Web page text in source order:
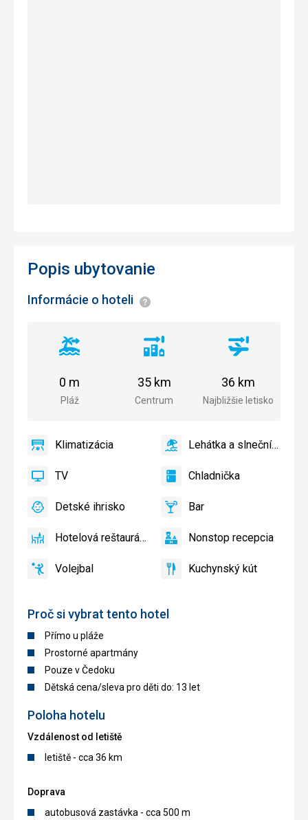
Proč si vybrat tento hotel
Přímo u pláže
Prostorné apartmány
Pouze v Čedoku
Dětská cena/sleva pro děti do: 13 let
Poloha hotelu
Vzdálenost od letiště
letiště - cca 36 km
Doprava
autobusová zastávka - cca 500 m
Popis ubytovanie
Informácie o hoteli Informácie
Vzdialenosť
pláže
Pláž
0 m
Vzdialenosť
centra
Centrum
35 km
Vzdialenosť
letiska
Najbližšie letisko
36 km
Klimatizácia
Klimatizácia
áno
Lehátka
slnečníky
bazéne
Lehátka a slnečníky pri bazéne zadarmo
áno
TV TV
áno Chladnička
Chladnička
áno
Detské
Detský
Detské ihrisko
áno Bar Bar
áno
Hotelová
Hotelová reštaurácia
áno
NonstopNonstop recepcia
áno
VolejbalVolejbal
áno
Kuchynský
Kuchynský kút
áno